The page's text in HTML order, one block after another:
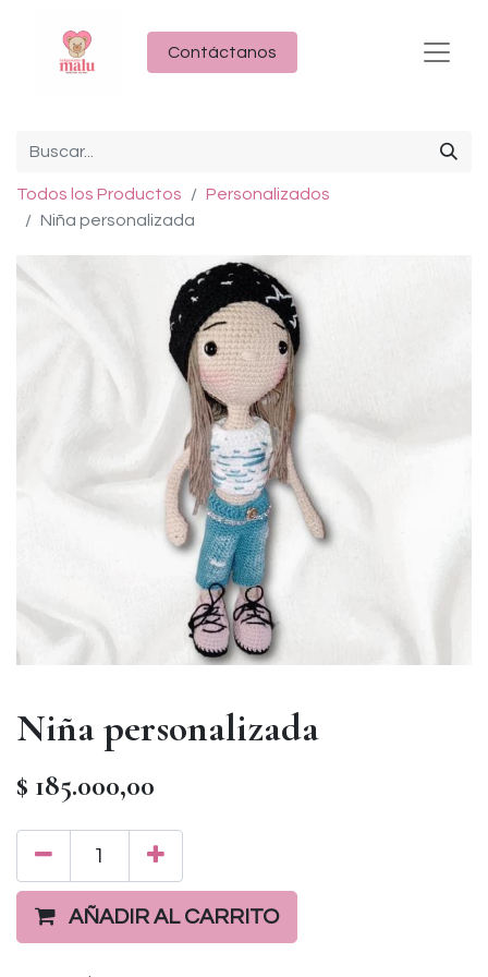
Contáctanos
Todos los Productos
Personalizados
Niña personalizada
Niña personalizada
$ 185.000,00
AÑADIR AL CARRITO